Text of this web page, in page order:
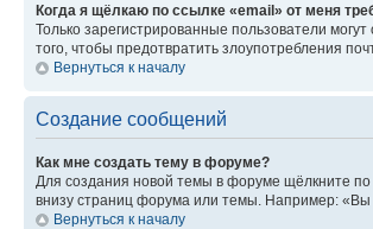
Когда я щёлкаю по ссылке «email» от меня
Только зарегистрированные пользователи
того, чтобы предотвратить злоупотребления
Вернуться к началу
Создание сообщений
Как мне создать тему в форуме?
Для создания новой темы в форуме щёлкните
внизу страниц форума или темы. Например: «Вы
Вернуться к началу